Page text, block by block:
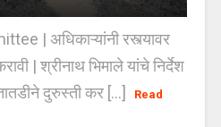
| अधिकाऱ्यांनी रस्त्यावर
| श्रीनाथ भिमाले यांचे निर्देश
दुरुस्ती कर [...]
Read